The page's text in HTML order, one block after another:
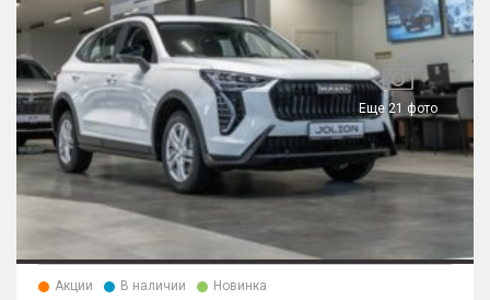
Еще 21 фото
Акции В наличии Новинка